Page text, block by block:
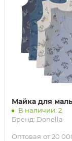
Майка для
В наличии: 2
Бренд: Donella
Оптовая от 20